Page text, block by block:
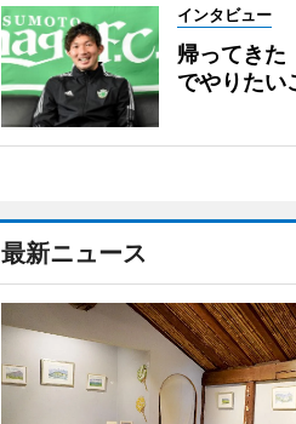
インタビュー
帰ってきた
でやりたい
最新ニュース